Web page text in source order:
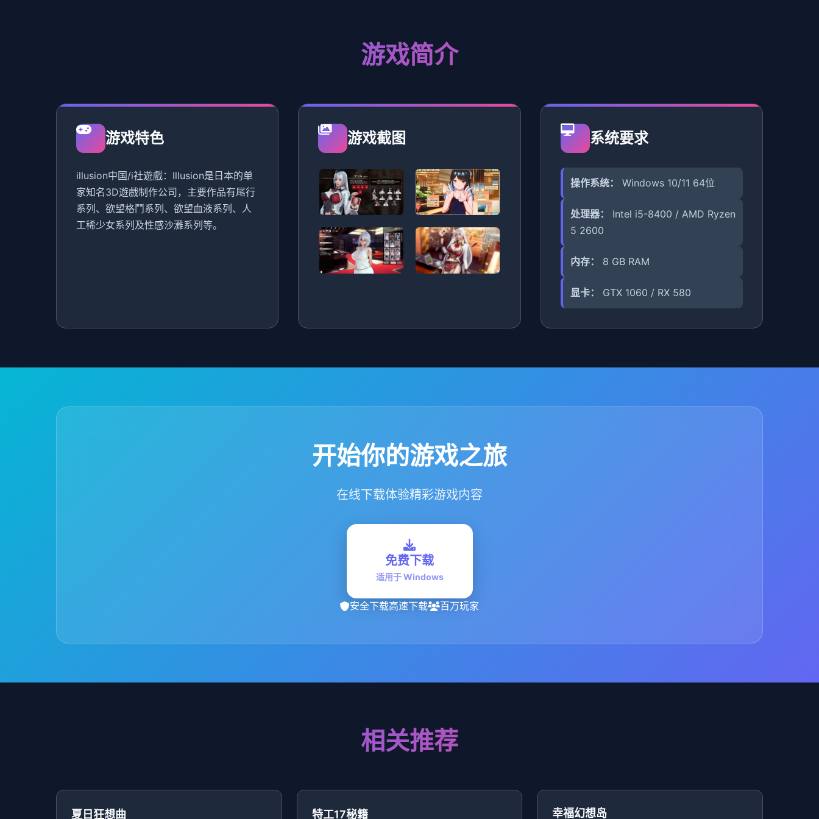
游戏简介
游戏特色
illusion中国/i社遊戲：Illusion是日本的单
家知名3D遊戲制作公司，主要作品有尾行
系列、欲望格鬥系列、欲望血液系列、人
工稀少女系列及性感沙灘系列等。
游戏截图 系统要求
操作系统： Windows 10/11 64位
处理器：
Intel i5-8400 / AMD Ryzen
5 2600
内存： 8 GB RAM
显卡： GTX 1060 / RX 580
开始你的游戏之旅
在线下载体验精彩游戏内容
免费下载
适用于 Windows
安全下载高速下载 百万玩家
相关推荐
夏日狂想曲 特工17秘籍 幸福幻想岛